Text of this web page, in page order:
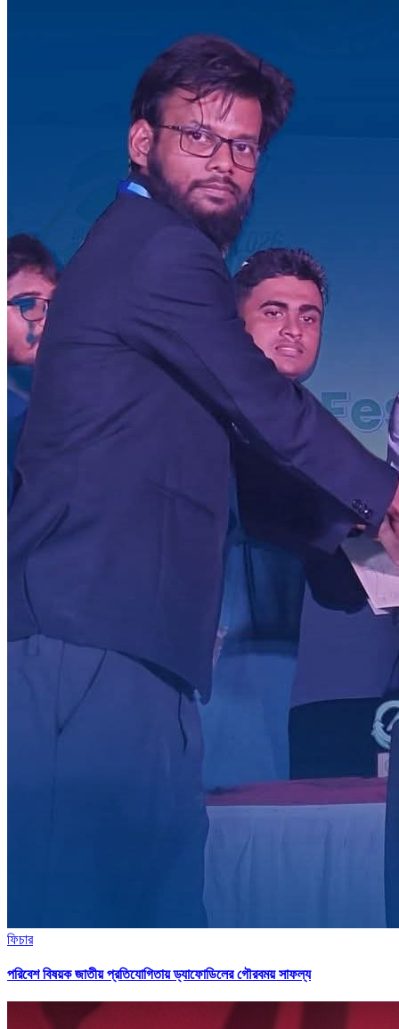
ফিচার
পরিবেশ বিষয়ক জাতীয় প্রতিযোগিতায় ড্যাফোডিলের গৌরবময় সাফল্য